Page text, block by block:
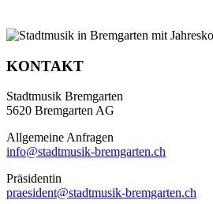
KONTAKT
Stadtmusik Bremgarten
5620 Bremgarten AG
Allgemeine Anfragen
info@stadtmusik-bremgarten.ch
Präsidentin
praesident@stadtmusik-bremgarten.ch